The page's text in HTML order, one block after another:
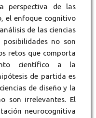
perspectiva de las
el enfoque cognitivo
de las ciencias
no son
retos que comporta
científico a la
de partida es
de diseño y la
son irrelevantes. El
neurocognitiva